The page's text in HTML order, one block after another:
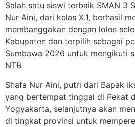
Salah satu siswi terbaik SMAN 3
Nur Aini, dari kelas X.1, berhasil
membanggakan dengan lolos
Kabupaten dan terpilih sebagai
Sumbawa 2026 untuk mengikuti
NTB
Shafa Nur Aini, putri dari Bapak
yang bertempat tinggal di Pekat
Yogyakarta, selanjutnya akan
di tingkat provinsi untuk